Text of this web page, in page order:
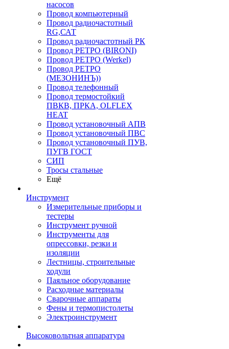
насосов
Провод компьютерный
Провод радиочастотный
RG,САТ
Провод радиочастотный РК
Провод РЕТРО (BIRONI)
Провод РЕТРО (Werkel)
Провод РЕТРО
(МЕЗОНИНЪ))
Провод телефонный
Провод термостойкий
ПВКВ, ПРКА, OLFLEX
HEAT
Провод установочный АПВ
Провод установочный ПВС
Провод установочный ПУВ,
ПУГВ ГОСТ
СИП
Тросы стальные
Ещё
Инструмент
Измерительные приборы и
тестеры
Инструмент ручной
Инструменты для
опрессовки, резки и
изоляции
Лестницы, строительные
ходули
Паяльное оборудование
Расходные материалы
Сварочные аппараты
Фены и термопистолеты
Электроинструмент
Высоковольтная аппаратура